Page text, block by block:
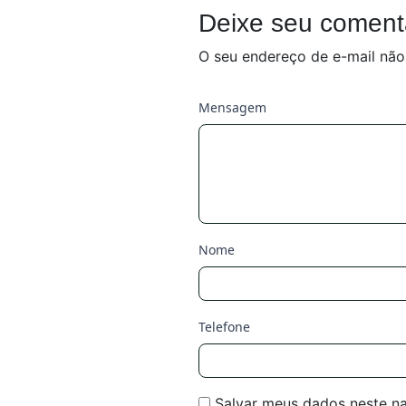
Deixe seu
O seu endereço de e-mail
Mensagem
Nome
Telefone